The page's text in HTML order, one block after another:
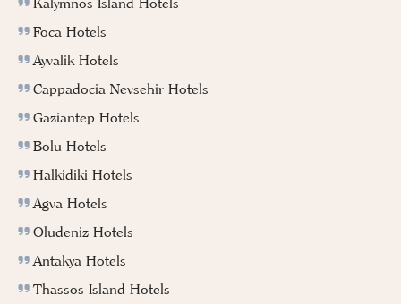
Foca Hotels
Ayvalik Hotels
Cappadocia Nevsehir Hotels
Gaziantep Hotels
Bolu Hotels
Halkidiki Hotels
Agva Hotels
Oludeniz Hotels
Antakya Hotels
Thassos Island Hotels